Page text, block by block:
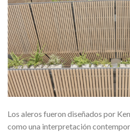
Los aleros fueron diseñados por
como una interpretación